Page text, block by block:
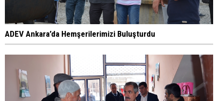
ADEV Ankara’da Hemşerilerimizi Buluşturdu